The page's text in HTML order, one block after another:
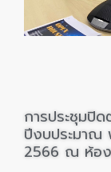
การประชุมปิ
ปีงบประมาณ
2566 ณ ห้อง